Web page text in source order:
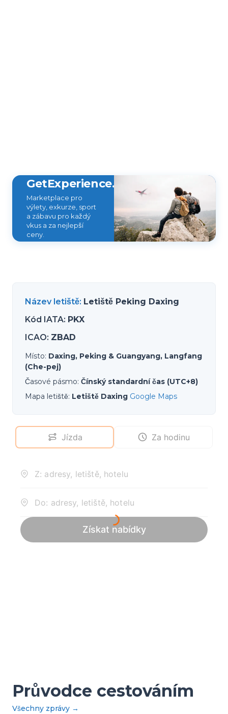
GetExperience.com
Marketplace pro
výlety, exkurze, sport
a zábavu pro každý
vkus a za nejlepší
ceny.
Název letiště: Letiště Peking Daxing
Kód IATA: PKX
ICAO: ZBAD
Místo: Daxing, Peking & Guangyang, Langfang
(Che-pej)
Časové pásmo: Čínský standardní čas (UTC+8)
Mapa letiště: Letiště Daxing Google Maps
Průvodce cestováním
Všechny zprávy →